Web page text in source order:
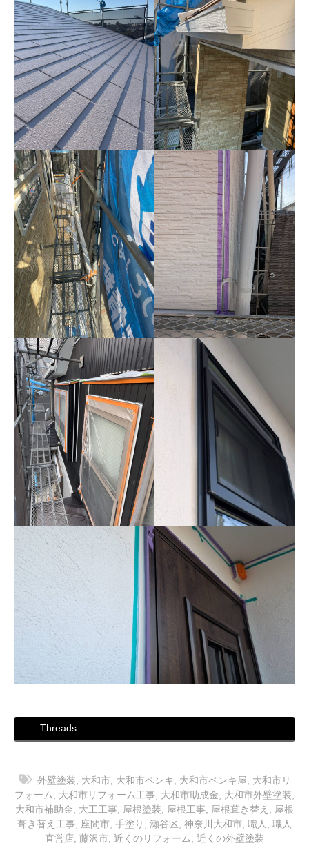
Threads
外壁塗装 大和市 大和市ペンキ 大和市ペンキ屋
大和市リ
フォーム
大和市リフォーム工事 大和市助成金 大和市外壁塗装
大和市補助金
大工工事 屋根塗装 屋根工事 屋根葺き替え
屋根
葺き替え工事
座間市 手塗り 瀬谷区 神奈川大和市 職人
職人
直営店 藤沢市 近くのリフォーム 近くの外壁塗装